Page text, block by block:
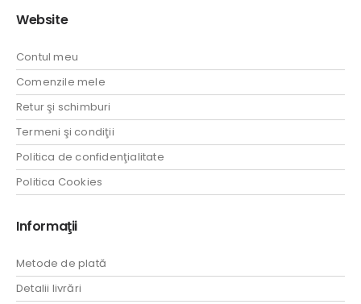
Website
Contul meu
Comenzile mele
Retur şi schimburi
Termeni şi condiţii
Politica de confidenţialitate
Politica Cookies
Informaţii
Metode de plată
Detalii livrări